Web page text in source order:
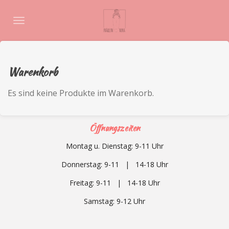
Hauptinhalt
Warenkorb
Es sind keine Produkte im Warenkorb.
Öffnungszeiten
Montag u. Dienstag: 9-11 Uhr
Donnerstag: 9-11 | 14-18 Uhr
Freitag: 9-11 | 14-18 Uhr
Samstag: 9-12 Uhr